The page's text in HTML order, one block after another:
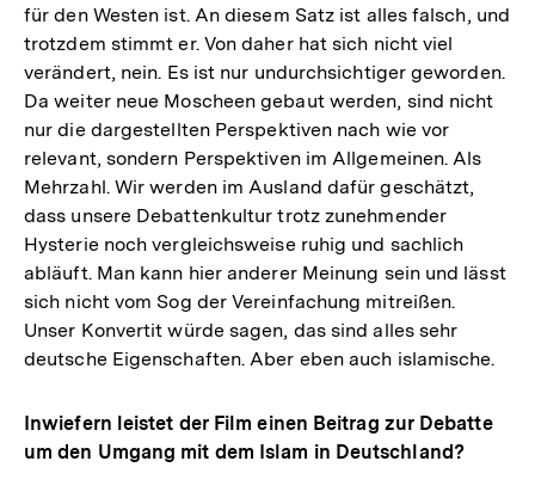
für den Westen ist. An diesem Satz ist alles falsch, und
trotzdem stimmt er. Von daher hat sich nicht viel
verändert, nein. Es ist nur undurchsichtiger geworden.
Da weiter neue Moscheen gebaut werden, sind nicht
nur die dargestellten Perspektiven nach wie vor
relevant, sondern Perspektiven im Allgemeinen. Als
Mehrzahl. Wir werden im Ausland dafür geschätzt,
dass unsere Debattenkultur trotz zunehmender
Hysterie noch vergleichsweise ruhig und sachlich
abläuft. Man kann hier anderer Meinung sein und lässt
sich nicht vom Sog der Vereinfachung mitreißen.
Unser Konvertit würde sagen, das sind alles sehr
deutsche Eigenschaften. Aber eben auch islamische.
Inwiefern leistet der Film einen Beitrag zur Debatte
um den Umgang mit dem Islam in Deutschland?